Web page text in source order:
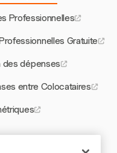
Professionnelles
Gratuite
des dépenses
entre Colocataires